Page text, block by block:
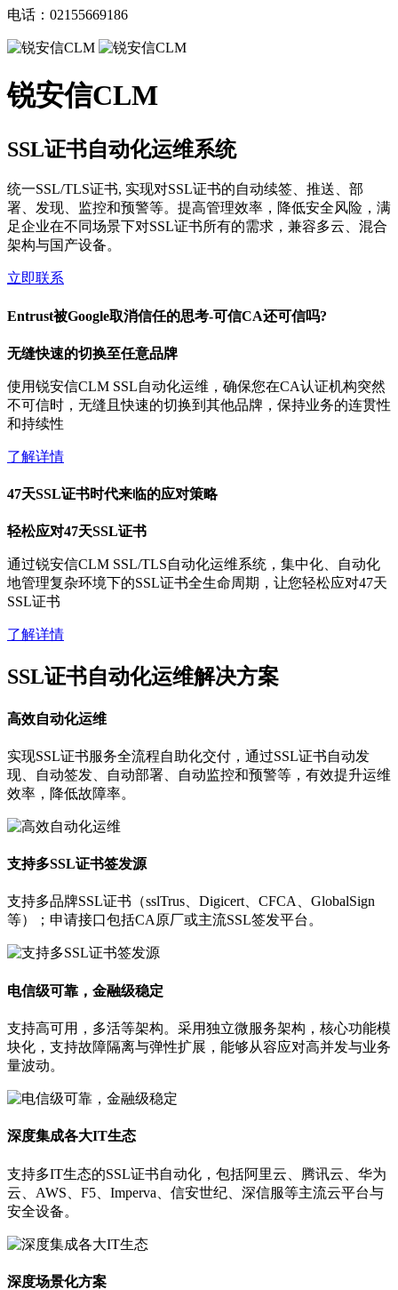
电话：02155669186
锐安信CLM
SSL证书自动化运维系统
统一SSL/TLS证书, 实现对SSL证书的自动续签、推送、部
署、发现、监控和预警等。提高管理效率，降低安全风险，满
足企业在不同场景下对SSL证书所有的需求，兼容多云、混合
架构与国产设备。
立即联系
Entrust被Google取消信任的思考-可信CA还可信吗?
无缝快速的切换至任意品牌
使用锐安信CLM SSL自动化运维，确保您在CA认证机构突然
不可信时，无缝且快速的切换到其他品牌，保持业务的连贯性
和持续性
了解详情
47天SSL证书时代来临的应对策略
轻松应对47天SSL证书
通过锐安信CLM SSL/TLS自动化运维系统，集中化、自动化
地管理复杂环境下的SSL证书全生命周期，让您轻松应对47天
SSL证书
了解详情
SSL证书自动化运维解决方案
高效自动化运维
实现SSL证书服务全流程自助化交付，通过SSL证书自动发
现、自动签发、自动部署、自动监控和预警等，有效提升运维
效率，降低故障率。
支持多SSL证书签发源
支持多品牌SSL证书（sslTrus、Digicert、CFCA、GlobalSign
等）；申请接口包括CA原厂或主流SSL签发平台。
电信级可靠，金融级稳定
支持高可用，多活等架构。采用独立微服务架构，核心功能模
块化，支持故障隔离与弹性扩展，能够从容应对高并发与业务
量波动。
深度集成各大IT生态
支持多IT生态的SSL证书自动化，包括阿里云、腾讯云、华为
云、AWS、F5、Imperva、信安世纪、深信服等主流云平台与
安全设备。
深度场景化方案